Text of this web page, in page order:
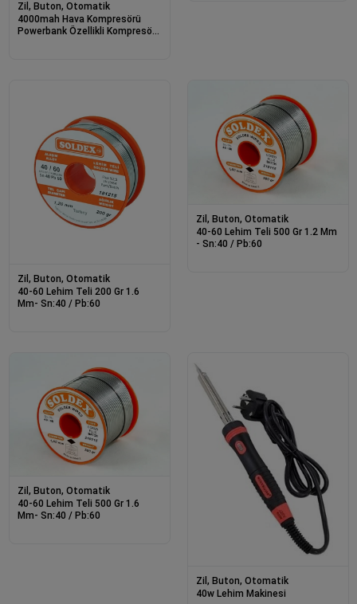
Zil, Buton, Otomatik
4000mah Hava Kompresörü
Powerbank Özellikli Kompresör
Zil, Buton, Otomatik
40-60 Lehim Teli 200 Gr 1.6
Mm- Sn:40 / Pb:60
Zil, Buton, Otomatik
40-60 Lehim Teli 500 Gr 1.2 Mm
- Sn:40 / Pb:60
Zil, Buton, Otomatik
40-60 Lehim Teli 500 Gr 1.6
Mm- Sn:40 / Pb:60
Zil, Buton, Otomatik
40w Lehim Makinesi